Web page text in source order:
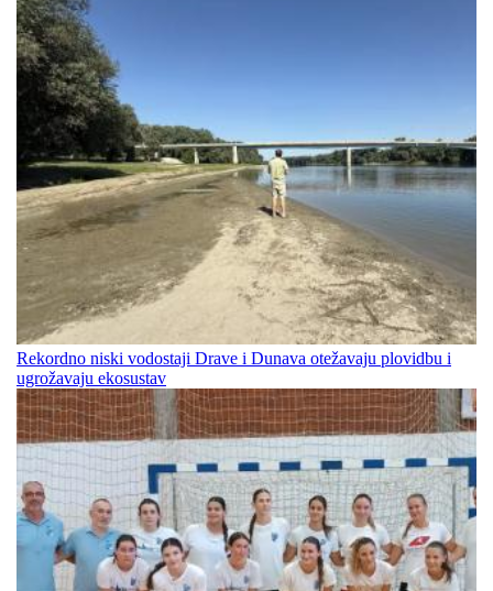
Rekordno niski vodostaji Drave i Dunava otežavaju plovidbu i
ugrožavaju ekosustav